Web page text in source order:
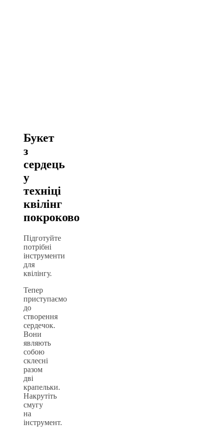
Букет
з
сердець
у
техніці
квілінг
покроково
Підготуйте
потрібні
інструменти
для
квілінгу.
Тепер
приступаємо
до
створення
сердечок.
Вони
являють
собою
склеєні
разом
дві
крапельки.
Накрутіть
смугу
на
інструмент.